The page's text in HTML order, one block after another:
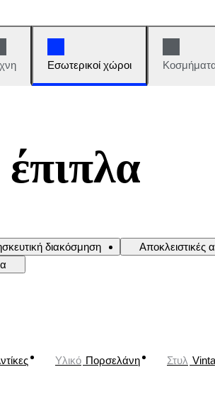
Εσωτερικοί χώροι
διακόσμηση
Αποκλειστικές
Υλικό Πορσελάνη Στυλ